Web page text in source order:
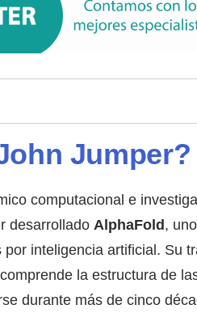
Jumper?
computacional e
desarrollado AlphaFold,
inteligencia artificial. Su
la estructura de
durante más de cinco